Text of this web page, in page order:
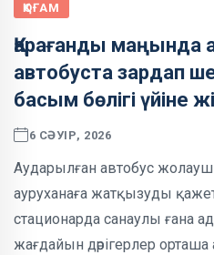
ҚОҒАМ
Қарағанды маңында
автобуста зардап
басым бөлігі үйіне
6 СӘУІР, 2026
Аударылған автобус
ауруханаға жатқызуды қажет
стационарда санаулы ғана
жағдайын дәрігерлер